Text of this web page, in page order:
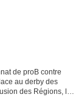
de proB contre
au derby des
des Régions, le